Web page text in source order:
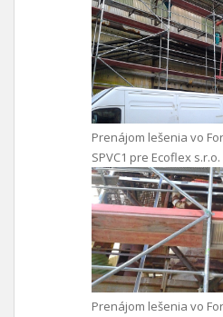
Prenájom lešenia vo
SPVC1 pre Ecoflex
Prenájom lešenia vo